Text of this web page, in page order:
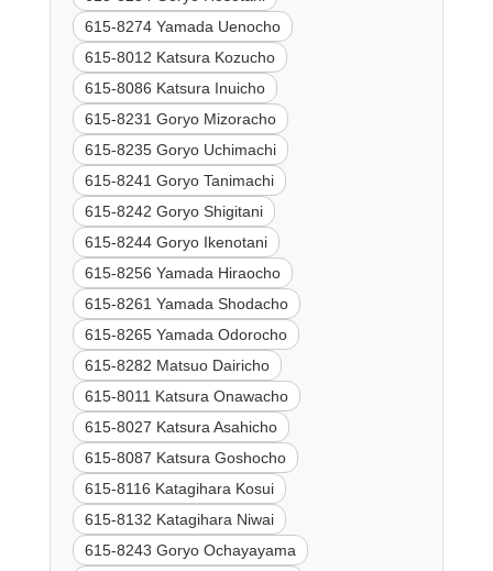
615-8274 Yamada Uenocho
615-8012 Katsura Kozucho
615-8086 Katsura Inuicho
615-8231 Goryo Mizoracho
615-8235 Goryo Uchimachi
615-8241 Goryo Tanimachi
615-8242 Goryo Shigitani
615-8244 Goryo Ikenotani
615-8256 Yamada Hiraocho
615-8261 Yamada Shodacho
615-8265 Yamada Odorocho
615-8282 Matsuo Dairicho
615-8011 Katsura Onawacho
615-8027 Katsura Asahicho
615-8087 Katsura Goshocho
615-8116 Katagihara Kosui
615-8132 Katagihara Niwai
615-8243 Goryo Ochayayama